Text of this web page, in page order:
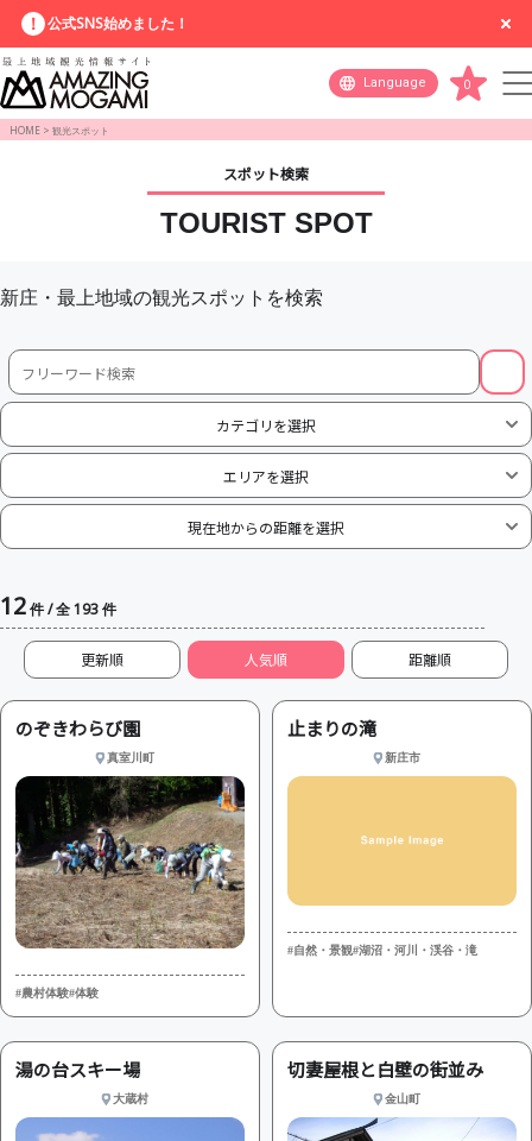
公式SNS始めました！
Language 0
HOME > 観光スポット
スポット検索
TOURIST SPOT
新庄・最上地域の観光スポットを検索
カテゴリを選択
エリアを選択
現在地からの距離を選択
12件 / 全 193 件
更新順 人気順
のぞきわらび園
真室川町
#農村体験#体験
止まりの滝
新庄市
#自然・景観#湖沼・河川・渓谷・滝
湯の台スキー場
大蔵村
切妻屋根と白壁の街並み
金山町